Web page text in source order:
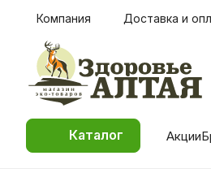
Компания Доставка и
Каталог Акции